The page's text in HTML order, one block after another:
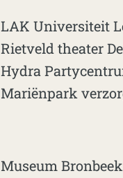
LAK Universiteit
Rietveld theater
Hydra
Mariënpark
Museum